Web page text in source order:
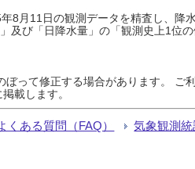
8月11日の観測データを精査し、降
及び「日降水量」の「観測史上1位
って修正する場合があります。 ご
載します。
くある質問（FAQ） 気象観測統